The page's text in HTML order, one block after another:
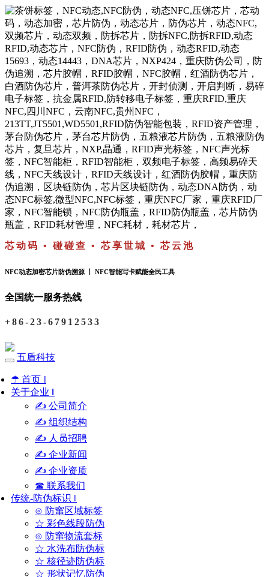
芯动码 • 碰碰查 • 芯享世城 • 芯云池
NFC动态加密芯片防伪溯源 丨 NFC智能写卡赋能全民工具
全国统一服务热线
+86-23-67912533
五盾科技
☂ 首页 ‖
关于企业 ‖
✍ 公司简介
✍ 组织结构
✍ 人员招聘
✍ 企业新闻
✍ 企业资质
☎ 联系我们
传统-防伪标识 ‖
⊙ 防窜区域标签
☆ 彩色线段防伪
⊙ 防窜物流套标
☆ 水洗布防伪标
☆ 核径迹防伪标
☆ 形状记忆防伪